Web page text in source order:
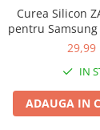
Curea Silicon
pentru Samsung
Ultra/7/6
Fenix, Amazfit
22mm,
29,99
IN
ADAUGA IN